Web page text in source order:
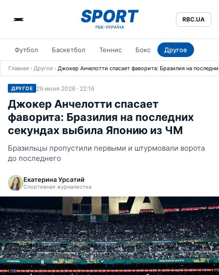
RBC.UA
Футбол Баскетбол Теннис Бокс Другое
Главная › Другое › Джокер Анчелотти спасает фаворита: Бразилия на
ДРУГОЕ 29 июня 2026 · 22:16
Джокер Анчелотти спасает
фаворита: Бразилия на последних
секундах выбила Японию из ЧМ
Бразильцы пропустили первыми и штурмовали ворота
до последнего
Екатерина Урсатий
Спортивная журналистка